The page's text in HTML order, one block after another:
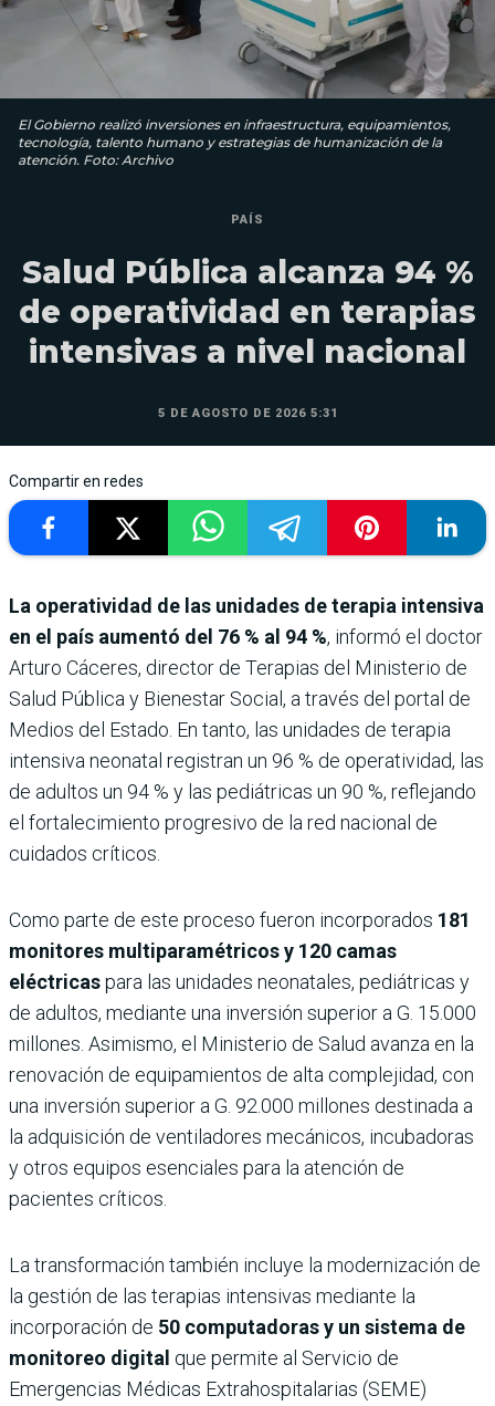
El Gobierno realizó inversiones en infraestructura, equipamientos,
tecnología, talento humano y estrategias de humanización de la
atención. Foto: Archivo
PAÍS
Salud Pública alcanza 94 %
de operatividad en terapias
intensivas a nivel nacional
5 DE AGOSTO DE 2026 5:31
Compartir en redes
La operatividad de las unidades de terapia intensiva
en el país aumentó del 76 % al 94 %, informó el doctor
Arturo Cáceres, director de Terapias del Ministerio de
Salud Pública y Bienestar Social, a través del portal de
Medios del Estado. En tanto, las unidades de terapia
intensiva neonatal registran un 96 % de operatividad, las
de adultos un 94 % y las pediátricas un 90 %, reflejando
el fortalecimiento progresivo de la red nacional de
cuidados críticos.
Como parte de este proceso fueron incorporados 181
monitores multiparamétricos y 120 camas
eléctricaspara las unidades neonatales, pediátricas y
de adultos, mediante una inversión superior a G. 15.000
millones. Asimismo, el Ministerio de Salud avanza en la
renovación de equipamientos de alta complejidad, con
una inversión superior a G. 92.000 millones destinada a
la adquisición de ventiladores mecánicos, incubadoras
y otros equipos esenciales para la atención de
pacientes críticos.
La transformación también incluye la modernización de
la gestión de las terapias intensivas mediante la
incorporación de 50 computadoras y un sistema de
monitoreo digital que permite al Servicio de
Emergencias Médicas Extrahospitalarias (SEME)